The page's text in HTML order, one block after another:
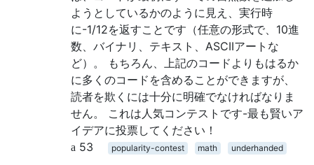
ようとしているかのように見え、実行時
に-1/12を返すことです（任意の形式で、10進
数、バイナリ、テキスト、ASCIIアートな
ど）。 もちろん、上記のコードよりもはるか
に多くのコードを含めることができますが、
読者を欺くには十分に明確でなければなりま
せん。 これは人気コンテストです-最も賢いア
イデアに投票してください！
53
popularity-contest math underhanded